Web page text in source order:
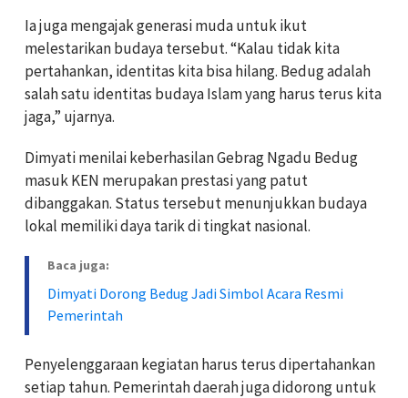
Ia juga mengajak generasi muda untuk ikut
melestarikan budaya tersebut. “Kalau tidak kita
pertahankan, identitas kita bisa hilang. Bedug adalah
salah satu identitas budaya Islam yang harus terus kita
jaga,” ujarnya.
Dimyati menilai keberhasilan Gebrag Ngadu Bedug
masuk KEN merupakan prestasi yang patut
dibanggakan. Status tersebut menunjukkan budaya
lokal memiliki daya tarik di tingkat nasional.
Baca juga:
Dimyati Dorong Bedug Jadi Simbol Acara Resmi
Pemerintah
Penyelenggaraan kegiatan harus terus dipertahankan
setiap tahun. Pemerintah daerah juga didorong untuk